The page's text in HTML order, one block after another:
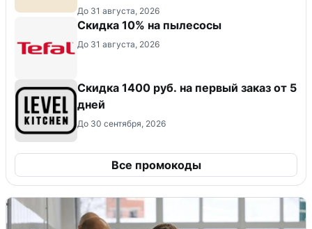
До 31 августа, 2026
Скидка 10% на пылесосы
До 31 августа, 2026
Скидка 1400 руб. на первый заказ от 5
дней
До 30 сентября, 2026
Все промокоды